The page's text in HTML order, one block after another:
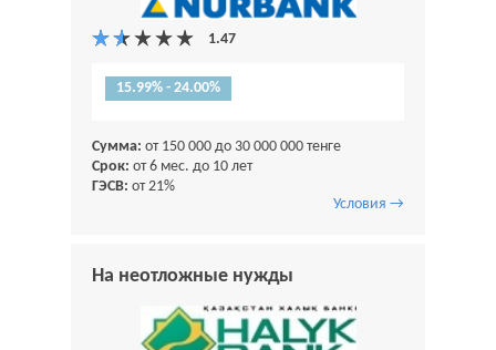
15.99% - 24.00%
Сумма: от 150 000 до 30 000 000 тенге
Срок: от 6 мес. до 10 лет
ГЭСВ: от 21%
Условия →
На неотложные нужды